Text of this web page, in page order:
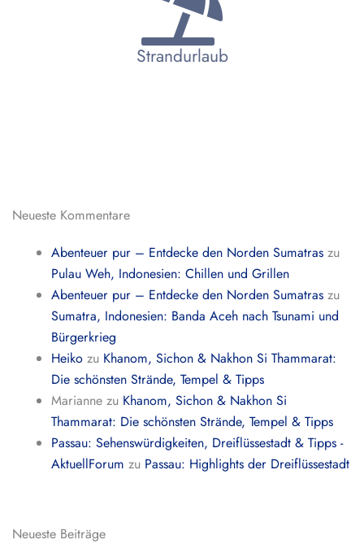
Strandurlaub
Neueste Kommentare
Abenteuer pur – Entdecke den Norden Sumatras zu
Pulau Weh, Indonesien: Chillen und Grillen
Abenteuer pur – Entdecke den Norden Sumatras zu
Sumatra, Indonesien: Banda Aceh nach Tsunami und
Bürgerkrieg
Heiko zu Khanom, Sichon & Nakhon Si Thammarat:
Die schönsten Strände, Tempel & Tipps
Marianne zu Khanom, Sichon & Nakhon Si
Thammarat: Die schönsten Strände, Tempel & Tipps
Passau: Sehenswürdigkeiten, Dreiflüssestadt & Tipps -
AktuellForum zu Passau: Highlights der Dreiflüssestadt
Neueste Beiträge